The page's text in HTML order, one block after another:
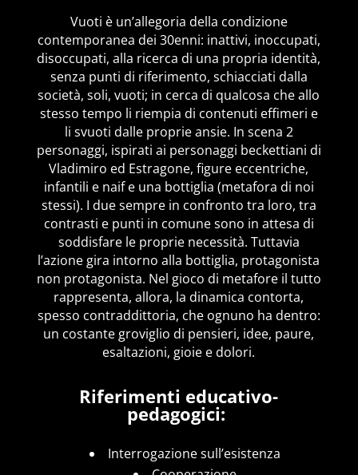
Vuoti è un’allegoria della condizione
contemporanea dei 30enni: inattivi, inoccupati,
disoccupati, alla ricerca di una propria identità,
senza punti di riferimento, schiacciati dalla
società, soli, vuoti; in cerca di qualcosa che allo
stesso tempo li riempia di contenuti effimeri e
li svuoti dalle proprie ansie. In scena 2
personaggi, ispirati ai personaggi beckettiani di
Vladimiro ed Estragone, figure eccentriche,
infantili e naif e una bottiglia (metafora di noi
stessi). I due sempre in confronto tra loro, tra
contrasti e punti in comune sono in attesa di
soddisfare le proprie necessità. Tuttavia
l’azione gira intorno alla bottiglia, protagonista
non protagonista. Nel gioco di metafore il tutto
rappresenta, allora, la dinamica contorta,
spesso contraddittoria, che ognuno ha dentro:
un costante groviglio di pensieri, idee, paure,
esaltazioni, gioie e dolori.
Riferimenti educativo-
pedagogici:
Interrogazione sull’esistenza